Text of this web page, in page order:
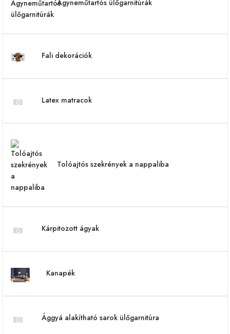
Ágyneműtartós ülőgarnitúrák
Fali dekorációk
Latex matracok
Tolóajtós szekrények a nappaliba
Kárpitozott ágyak
Kanapék
Ággyá alakítható sarok ülőgarnitúra